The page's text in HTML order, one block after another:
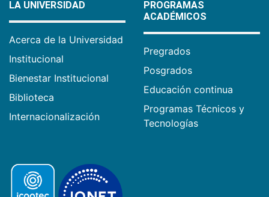
LA UNIVERSIDAD
Acerca de la Universidad
Institucional
Bienestar Institucional
Biblioteca
Internacionalización
PROGRAMAS
ACADÉMICOS
Pregrados
Posgrados
Educación continua
Programas Técnicos y
Tecnologías